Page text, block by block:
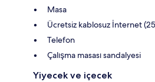
Masa
Ücretsiz kablosuz İnternet
Telefon
Çalışma masası sandalyesi
Yiyecek ve içecek